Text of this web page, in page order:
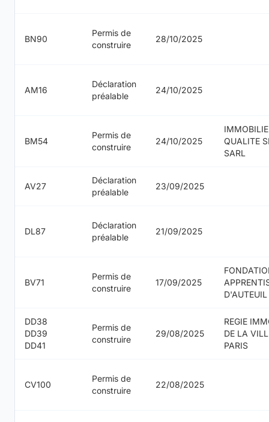
BN90
Permis de
construire
28/10/2025
AM16
Déclaration
préalable
24/10/2025
BM54
Permis de
construire
24/10/2025
QUALITE
SARL
AV27
Déclaration
préalable
23/09/2025
DL87
Déclaration
préalable
21/09/2025
BV71
Permis de
construire
17/09/2025
D'AUTEUIL
DD38
DD39
DD41
Permis de
construire
29/08/2025
REGIE
DE LA
PARIS
CV100
Permis de
construire
22/08/2025